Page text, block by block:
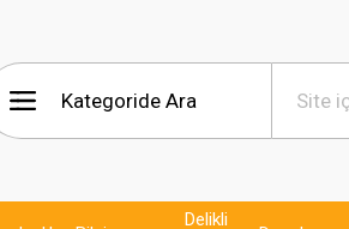
Delikli